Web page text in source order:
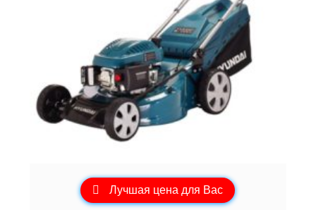
Лучшая цена для Вас